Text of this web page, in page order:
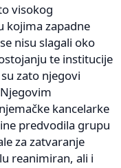
visokog
kojima zapadne
nisu slagali oko
te institucije
zato njegovi
kancelarke
predvodila grupu
za zatvaranje
reanimiran, ali i